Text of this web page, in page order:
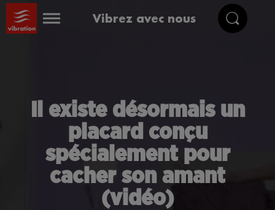
Vibrez avec nous
Il existe désormais un
placard conçu
spécialement pour
cacher son amant
(vidéo)